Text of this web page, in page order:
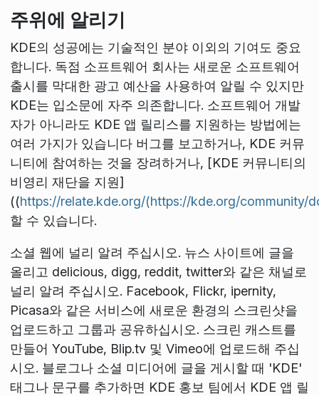
주위에 알리기
KDE의 성공에는 기술적인 분야 이외의 기여도 중요
합니다. 독점 소프트웨어 회사는 새로운 소프트웨어
출시를 막대한 광고 예산을 사용하여 알릴 수 있지만
KDE는 입소문에 자주 의존합니다. 소프트웨어 개발
자가 아니라도 KDE 앱 릴리스를 지원하는 방법에는
여러 가지가 있습니다 버그를 보고하거나, KDE 커뮤
니티에 참여하는 것을 장려하거나, [KDE 커뮤니티의
비영리 재단을 지원]
((https://relate.kde.org/(https://kde.org/community/
할 수 있습니다.
소셜 웹에 널리 알려 주십시오. 뉴스 사이트에 글을
올리고 delicious, digg, reddit, twitter와 같은 채널로
널리 알려 주십시오. Facebook, Flickr, ipernity,
Picasa와 같은 서비스에 새로운 환경의 스크린샷을
업로드하고 그룹과 공유하십시오. 스크린 캐스트를
만들어 YouTube, Blip.tv 및 Vimeo에 업로드해 주십
시오. 블로그나 소셜 미디어에 글을 게시할 때 'KDE'
태그나 문구를 추가하면 KDE 홍보 팀에서 KDE 앱 릴